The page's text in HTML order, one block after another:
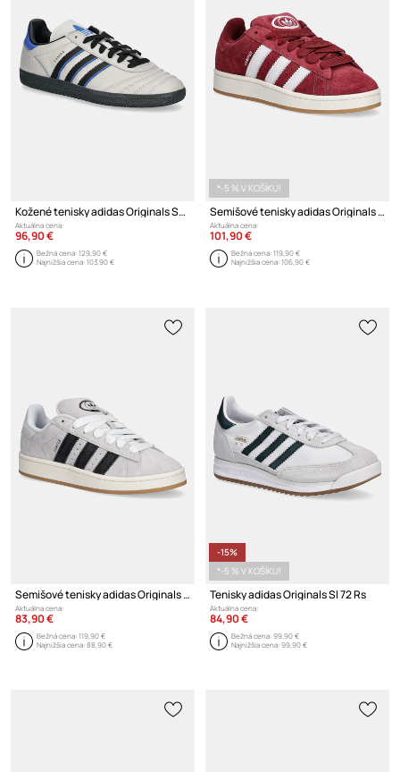
Kožené tenisky adidas Originals Samba Jp
Aktuálna cena:
96,90 €
Bežná cena:129,90 €
Najnižšia cena:103,90 €
*-5 % V KOŠÍKU!
Semišové tenisky adidas Originals Campus 00S
Aktuálna cena:
101,90 €
Bežná cena:119,90 €
Najnižšia cena:106,90 €
Semišové tenisky adidas Originals Campus 00S
Aktuálna cena:
83,90 €
Bežná cena:119,90 €
Najnižšia cena:88,90 €
-15%
*-5 % V KOŠÍKU!
Tenisky adidas Originals Sl 72 Rs
Aktuálna cena:
84,90 €
Bežná cena:99,90 €
Najnižšia cena:99,90 €